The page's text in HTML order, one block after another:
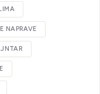
NAPRAVE